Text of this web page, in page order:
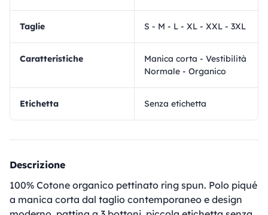
Taglie S - M - L - XL - XXL - 3XL
Caratteristiche
Manica corta - Vestibilità
Normale - Organico
Etichetta Senza etichetta
Descrizione
100% Cotone organico pettinato ring spun. Polo piqué
a manica corta dal taglio contemporaneo e design